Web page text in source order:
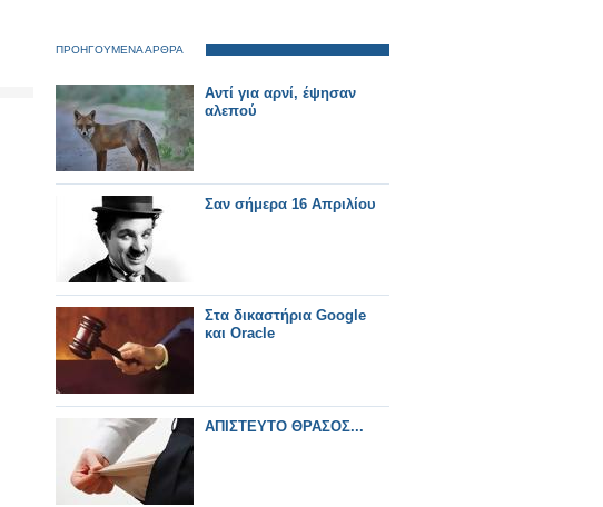
ΠΡΟΗΓΟΥΜΕΝΑ ΑΡΘΡΑ
Αντί για αρνί, έψησαν
αλεπού
Σαν σήμερα 16 Απριλίου
Στα δικαστήρια Google
και Oracle
ΑΠΙΣΤΕΥΤΟ ΘΡΑΣΟΣ...